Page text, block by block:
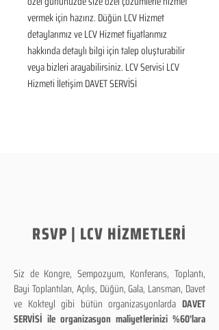
vermek için hazırız. Düğün LCV Hizmet
detaylarımız ve LCV Hizmet fiyatlarımız
hakkında detaylı bilgi için talep oluşturabilir
veya bizleri arayabilirsiniz. LCV Servisi LCV
Hizmeti İletişim DAVET SERVİSİ
RSVP | LCV HİZMETLERİ
Siz de Kongre, Sempozyum, Konferans, Toplantı,
Bayi Toplantıları, Açılış, Düğün, Gala, Lansman, Davet
ve Kokteyl gibi bütün organizasyonlarda DAVET
SERVİSİ ile organizasyon maliyetlerinizi %60'lara